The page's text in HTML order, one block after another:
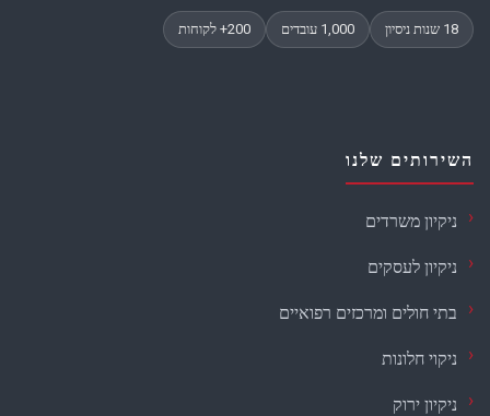
השירותים שלנו
ניקיון משרדים
ניקיון לעסקים
בתי חולים ומרכזים רפואיים
ניקוי חלונות
ניקיון ירוק